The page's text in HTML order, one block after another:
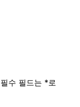
필수 필드는 *로